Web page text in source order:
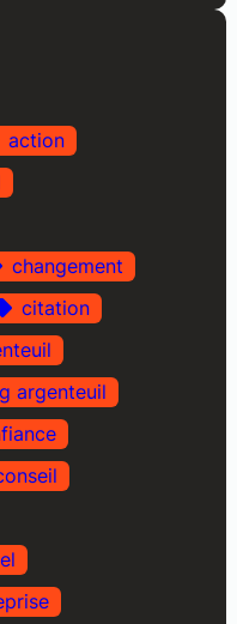
action
changement
citation
argenteuil